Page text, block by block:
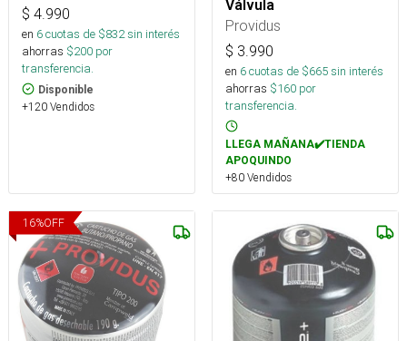
$ 4.990
en 6cuotas de $832sin interés
ahorras $200 por
transferencia.
Disponible
+120 Vendidos
Válvula
Providus
$ 3.990
en 6cuotas de $665sin interés
ahorras $160 por
transferencia.
LLEGA MAÑANA✔️TIENDA
APOQUINDO
+80 Vendidos
16%OFF